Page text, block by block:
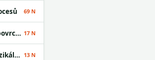
69 N
Odpady z chemických povrchových úprav 17 N
Odpady z tváření a z fyzikální a mechanické úpravy povrchu kovů a plastů 13 N